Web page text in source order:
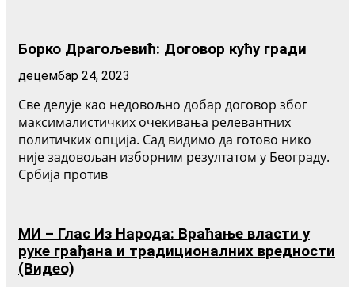
Борко Драгољевић: Договор кућу гради
децембар 24, 2023
Све делује као недовољно добар договор због
максималистичких очекивања релевантних
политичких опција. Сад видимо да готово нико
није задовољан изборним резултатом у Београду.
Србија против
МИ – Глас Из Народа: Враћање власти у
руке грађана и традиционалних вредности
(Видео)